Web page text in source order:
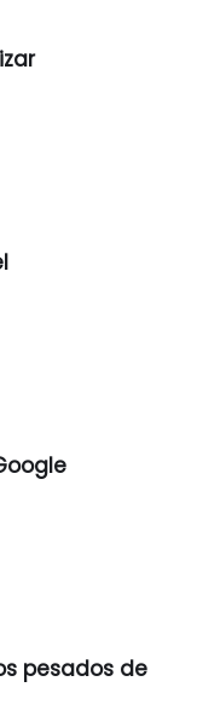
pesados de